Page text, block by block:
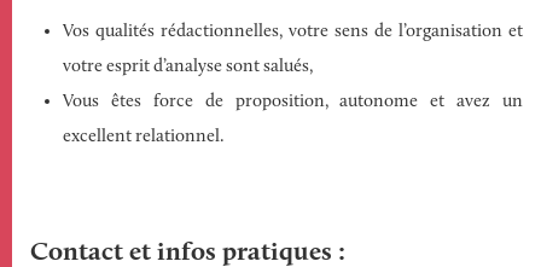
Vos qualités rédactionnelles, votre sens de l’organisation et
votre esprit d’analyse sont salués,
Vous êtes force de proposition, autonome et avez un
excellent relationnel.
Contact et infos pratiques